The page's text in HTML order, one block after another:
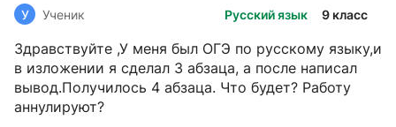
Русский язык 9 класс
У Ученик
Здравствуйте ,У меня был ОГЭ по русскому языку,и
в изложении я сделал 3 абзаца, а после написал
вывод.Получилось 4 абзаца. Что будет? Работу
аннулируют?